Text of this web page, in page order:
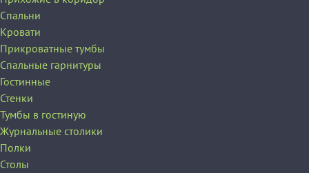
Спальни
Кровати
Прикроватные тумбы
Спальные гарнитуры
Гостинные
Стенки
Тумбы в гостиную
Журнальные столики
Полки
Столы